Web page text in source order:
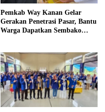
Pemkab Way Kanan Gelar
Gerakan Penetrasi Pasar, Bantu
Warga Dapatkan Sembako